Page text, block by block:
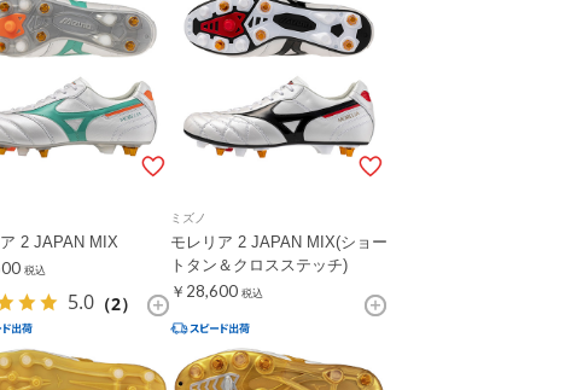
2 JAPAN MIX
税込
5.0 （2）
ミズノ
モレリア 2 JAPAN MIX(ショー
トタン＆クロスステッチ)
￥28,600 税込